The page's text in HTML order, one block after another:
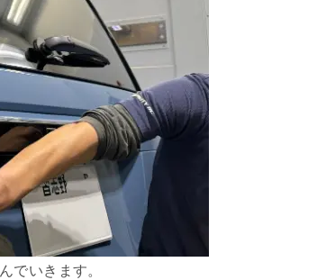
でいきます。